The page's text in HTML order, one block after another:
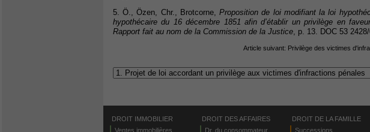
5. Ö., Özen, Chr., Brotcorne,Proposition de loi modifiant la loi
hypothécaire du 16 décembre 1851 afin d’établir un privilège en
Rapport fait au nom de la Commission de la Justice , p. 13. DOC 53 2428/
Article suivant: Privilège des victimes
DROIT IMMOBILIER
Ventes immobilières
DROIT DES AFFAIRES
Dr. du consommateur
DROIT DE LA FAMILLE
Successions